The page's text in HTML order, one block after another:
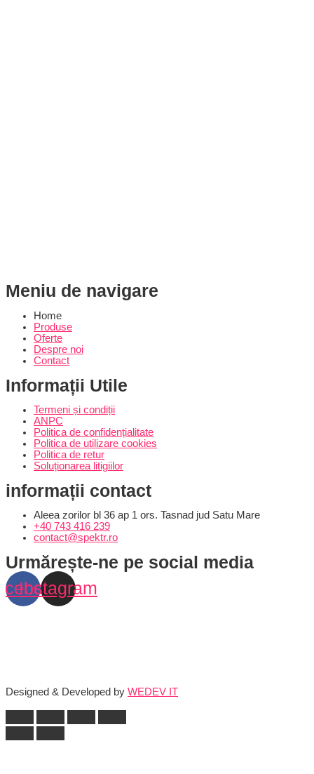
Meniu de navigare
Home
Produse
Oferte
Despre noi
Contact
Informații Utile
Termeni și condiții
ANPC
Politica de confidențialitate
Politica de utilizare cookies
Politica de retur
Soluționarea litigiilor
informații contact
Aleea zorilor bl 36 ap 1 ors. Tasnad jud Satu Mare
+40 743 416 239
contact@spektr.ro
Urmărește-ne pe social media
Instagram
Designed & Developed by WEDEV IT